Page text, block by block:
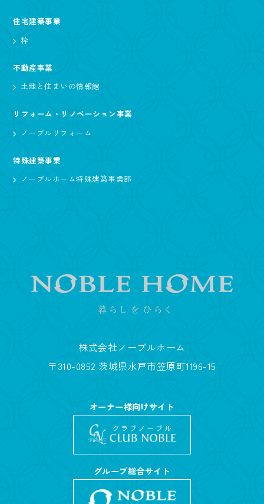
住宅建築事業
粋
不動産事業
土地と住まいの情報館
リフォーム・リノベーション事業
ノーブルリフォーム
特殊建築事業
ノーブルホーム特殊建築事業部
株式会社ノーブルホーム
〒310-0852 茨城県水戸市笠原町1196-15
オーナー様向けサイト
グループ総合サイト